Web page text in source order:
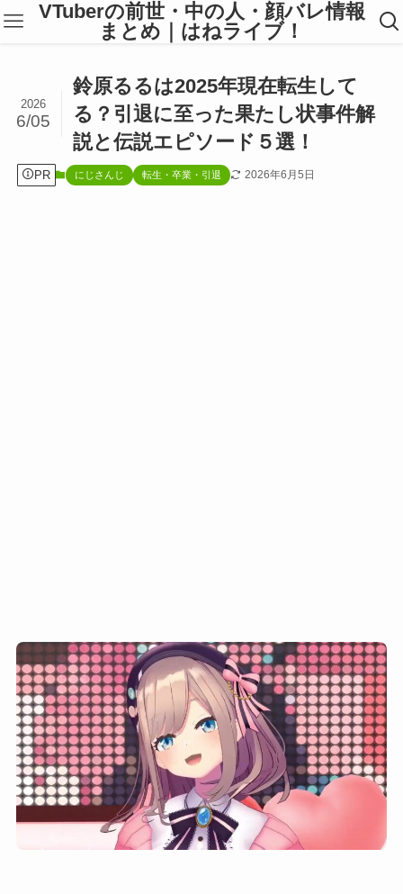
VTuberの前世・中の人・顔バレ情報
まとめ｜はねライブ！
鈴原るるは2025年現在転生して
る？引退に至った果たし状事件解
説と伝説エピソード５選！
2026
6/05
PR にじさんじ 転生・卒業・引退 2026年6月5日